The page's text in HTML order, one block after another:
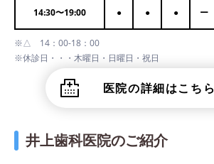
14:30〜19:00 ● ● ● ー
※△ 14：00-18：00
※休診日・・・木曜日・日曜日・祝日
医院の詳細はこちら
井上歯科医院のご紹介